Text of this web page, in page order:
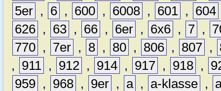
5er , 6 , 600 , 6008 , 601 , 604
626 , 63 , 66 , 6er , 6x6 , 7 ,
770 , 7er , 8 , 80 , 806 , 807 ,
,
911 , 912 , 914 , 917 , 918 ,
959 , 968 , 9er , a , a-klasse ,